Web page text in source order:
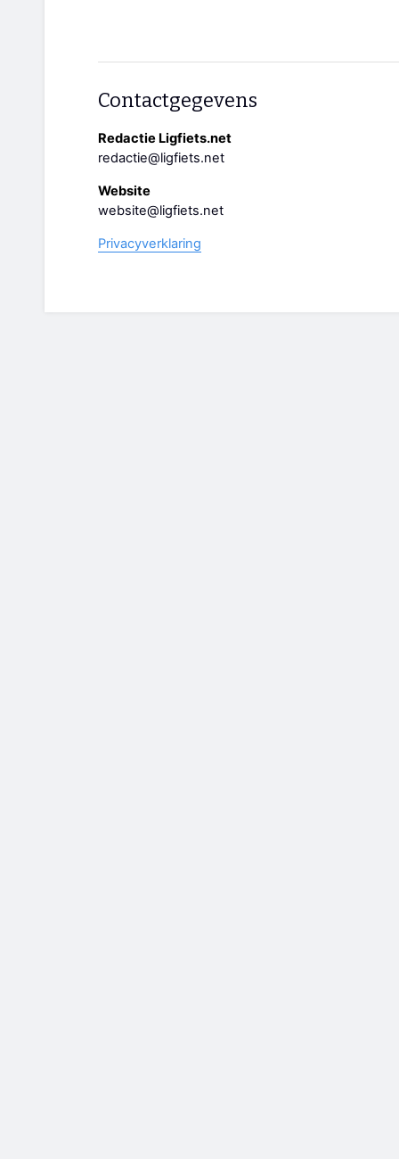
Contactgegevens
Redactie Ligfiets.net
redactie@ligfiets.net
Website
website@ligfiets.net
Privacyverklaring